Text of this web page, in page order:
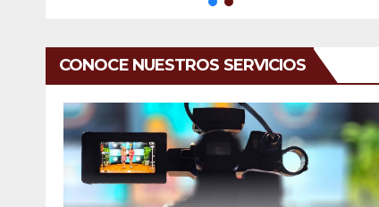
CONOCE NUESTROS SERVICIOS